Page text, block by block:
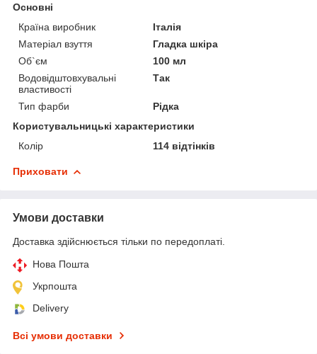
Основні
Країна виробник
Італія
Матеріал взуття
Гладка шкіра
Об`єм
100 мл
Водовідштовхувальні
властивості
Так
Тип фарби
Рідка
Користувальницькі характеристики
Колір
114 відтінків
Приховати
Умови доставки
Доставка здійснюється тільки по передоплаті.
Нова Пошта
Укрпошта
Delivery
Всі умови доставки